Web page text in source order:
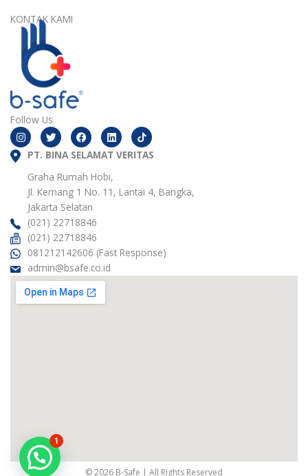
KONTAK KAMI
Follow Us
I
n
s
t
T
w
i
t
e
F
a
c
e
o
o
L
i
n
k
d
i
n
PT. BINA SELAMAT VERITAS
Graha Rumah Hobi,
Jl. Kemang 1 No. 11, Lantai 4, Bangka,
Jakarta Selatan
(021) 22718846
(021) 22718846
081212142606 (Fast Response)
admin@bsafe.co.id
© 2026 B-Safe | All Rights Reserved
1